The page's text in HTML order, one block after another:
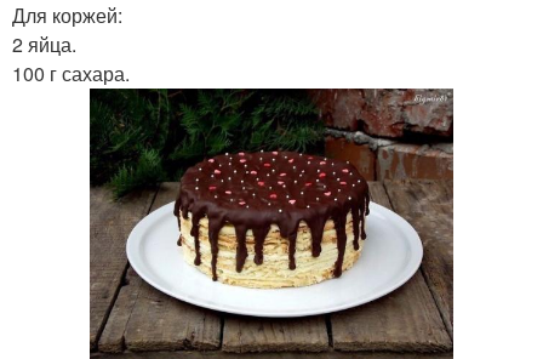
Для коржей:
2 яйца.
100 г сахара.